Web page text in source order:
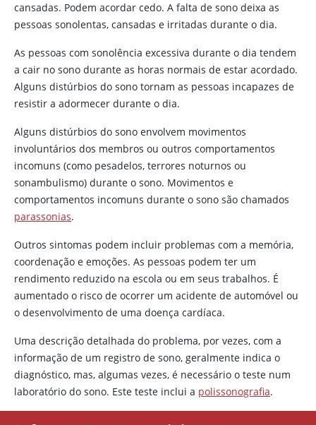
cansadas. Podem acordar cedo. A falta de sono deixa as
pessoas sonolentas, cansadas e irritadas durante o dia.
As pessoas com sonolência excessiva durante o dia tendem
a cair no sono durante as horas normais de estar acordado.
Alguns distúrbios do sono tornam as pessoas incapazes de
resistir a adormecer durante o dia.
Alguns distúrbios do sono envolvem movimentos
involuntários dos membros ou outros comportamentos
incomuns (como pesadelos, terrores noturnos ou
sonambulismo) durante o sono. Movimentos e
comportamentos incomuns durante o sono são chamados
parassonias.
Outros sintomas podem incluir problemas com a memória,
coordenação e emoções. As pessoas podem ter um
rendimento reduzido na escola ou em seus trabalhos. É
aumentado o risco de ocorrer um acidente de automóvel ou
o desenvolvimento de uma doença cardíaca.
Uma descrição detalhada do problema, por vezes, com a
informação de um registro de sono, geralmente indica o
diagnóstico, mas, algumas vezes, é necessário o teste num
laboratório do sono. Este teste inclui a polissonografia.